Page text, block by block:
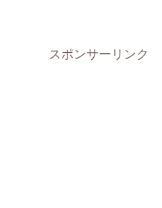
スポンサーリンク